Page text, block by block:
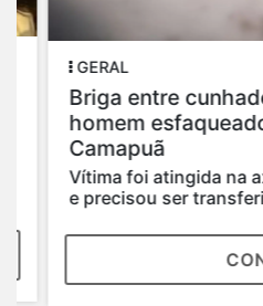
GERAL
Briga entre
homem esfaqueado
Camapuã
Vítima foi atingida na
e precisou ser